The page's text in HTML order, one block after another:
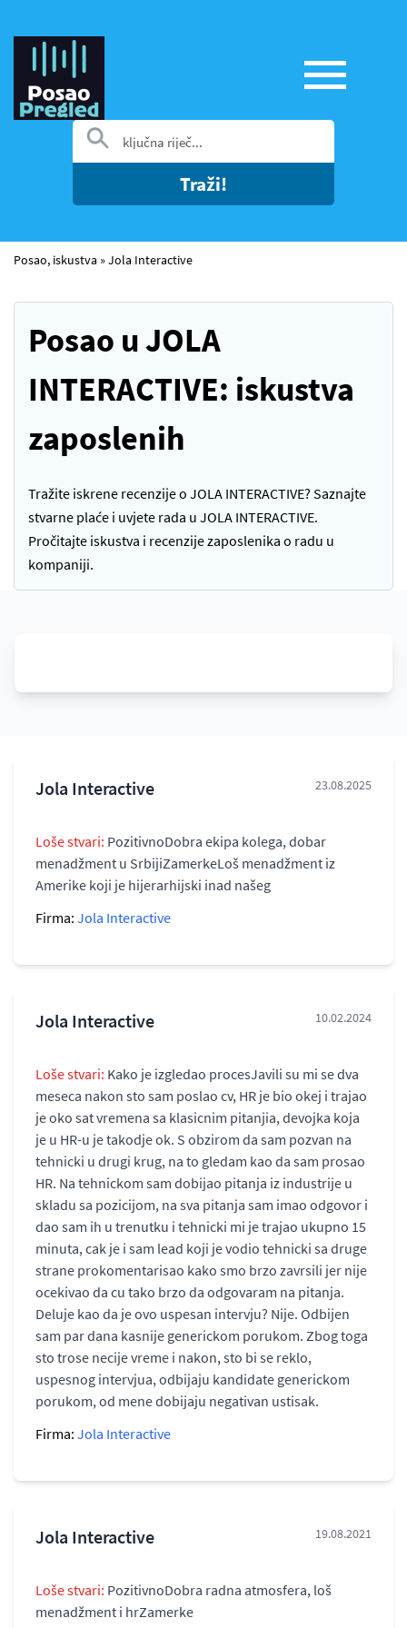
Traži!
Posao, iskustva »Jola Interactive
Posao u JOLA
INTERACTIVE: iskustva
zaposlenih
Tražite iskrene recenzije o JOLA INTERACTIVE? Saznajte
stvarne plaće i uvjete rada u JOLA INTERACTIVE.
Pročitajte iskustva i recenzije zaposlenika o radu u
kompaniji.
Jola Interactive 23.08.2025
Loše stvari: PozitivnoDobra ekipa kolega, dobar
menadžment u SrbijiZamerkeLoš menadžment iz
Amerike koji je hijerarhijski inad našeg
Firma: Jola Interactive
Jola Interactive 10.02.2024
Loše stvari: Kako je izgledao procesJavili su mi se dva
meseca nakon sto sam poslao cv, HR je bio okej i trajao
je oko sat vremena sa klasicnim pitanjia, devojka koja
je u HR-u je takodje ok. S obzirom da sam pozvan na
tehnicki u drugi krug, na to gledam kao da sam prosao
HR. Na tehnickom sam dobijao pitanja iz industrije u
skladu sa pozicijom, na sva pitanja sam imao odgovor i
dao sam ih u trenutku i tehnicki mi je trajao ukupno 15
minuta, cak je i sam lead koji je vodio tehnicki sa druge
strane prokomentarisao kako smo brzo zavrsili jer nije
ocekivao da cu tako brzo da odgovaram na pitanja.
Deluje kao da je ovo uspesan intervju? Nije. Odbijen
sam par dana kasnije generickom porukom. Zbog toga
sto trose necije vreme i nakon, sto bi se reklo,
uspesnog intervjua, odbijaju kandidate generickom
porukom, od mene dobijaju negativan ustisak.
Firma: Jola Interactive
Jola Interactive 19.08.2021
Loše stvari: PozitivnoDobra radna atmosfera, loš
menadžment i hrZamerke